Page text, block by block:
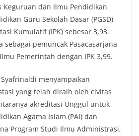
Keguruan dan Ilmu Pendidikan
Guru Sekolah Dasar (PGSD)
Kumulatif (IPK) sebesar 3,93.
sebagai pemuncak Pasacasarjana
Pemerintah dengan IPK 3,99.
menyampaikan
yang telah diraih oleh civitas
akreditasi Unggul untuk
Agama Islam (PAI) dan
Program Studi Ilmu Administrasi,